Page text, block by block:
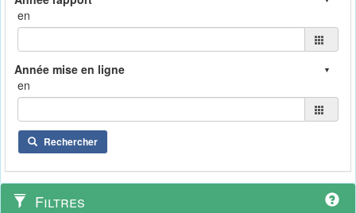
en
en
Rechercher
Filtres